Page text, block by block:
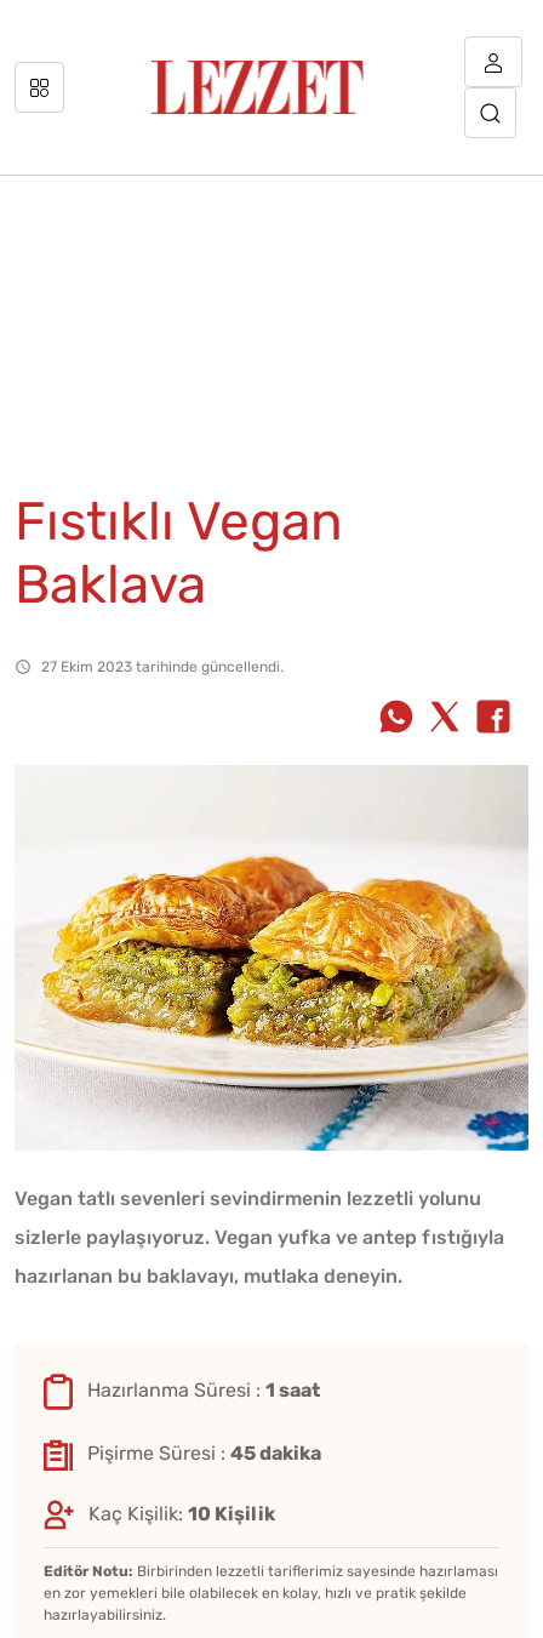
Fıstıklı Vegan
Baklava
27 Ekim 2023 tarihinde güncellendi.
Vegan tatlı sevenleri sevindirmenin lezzetli yolunu
sizlerle paylaşıyoruz. Vegan yufka ve antep fıstığıyla
hazırlanan bu baklavayı, mutlaka deneyin.
Hazırlanma Süresi : 1 saat
Pişirme Süresi : 45 dakika
Kaç Kişilik: 10 Kişilik
Editör Notu: Birbirinden lezzetli tariflerimiz sayesinde hazırlaması
en zor yemekleri bile olabilecek en kolay, hızlı ve pratik şekilde
hazırlayabilirsiniz.